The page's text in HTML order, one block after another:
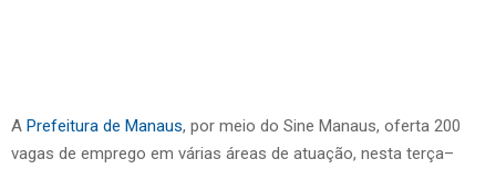
A Prefeitura de Manaus, por meio do Sine Manaus, oferta 200
vagas de emprego em várias áreas de atuação, nesta terça–